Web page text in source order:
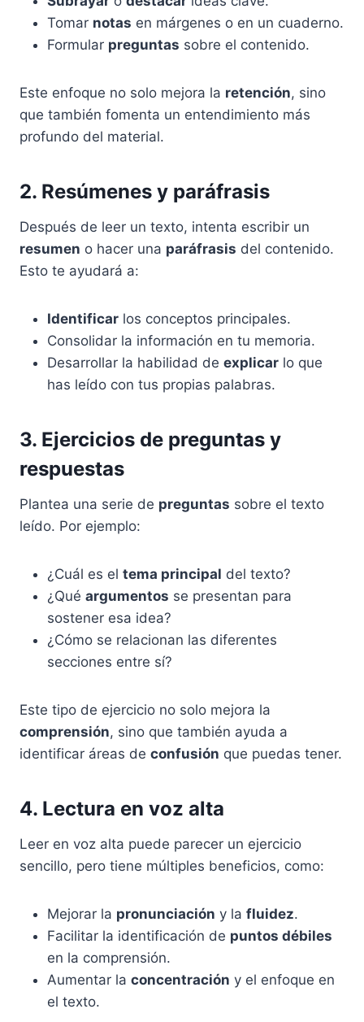
Tomar notas en márgenes o en un cuaderno.
Formular preguntas sobre el contenido.
Este enfoque no solo mejora la retención, sino
que también fomenta un entendimiento más
profundo del material.
2. Resúmenes y paráfrasis
Después de leer un texto, intenta escribir un
resumen o hacer una paráfrasis del contenido.
Esto te ayudará a:
Identificar los conceptos principales.
Consolidar la información en tu memoria.
Desarrollar la habilidad de explicar lo que
has leído con tus propias palabras.
3. Ejercicios de preguntas y
respuestas
Plantea una serie de preguntas sobre el texto
leído. Por ejemplo:
¿Cuál es el tema principal del texto?
¿Qué argumentos se presentan para
sostener esa idea?
¿Cómo se relacionan las diferentes
secciones entre sí?
Este tipo de ejercicio no solo mejora la
comprensión, sino que también ayuda a
identificar áreas de confusión que puedas tener.
4. Lectura en voz alta
Leer en voz alta puede parecer un ejercicio
sencillo, pero tiene múltiples beneficios, como:
Mejorar la pronunciación y la fluidez.
Facilitar la identificación de puntos débiles
en la comprensión.
Aumentar la concentración y el enfoque en
el texto.